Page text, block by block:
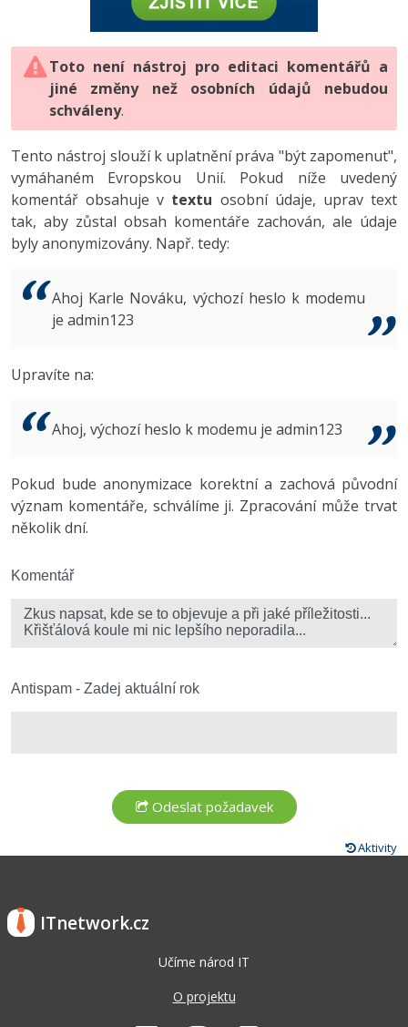
HTML5, CSS3, Bootstrap, SEO
SQL a databáze
Testování a verzování
UML a návrhové vzory
React
Spring
ASP.NET MVC
Best practices
PHP
JavaScript
Python
HTML / CSS
UML a návrhové vzory
MySQL/MariaDB
MS-SQL
Vývojář mobilních aplikací
C# Game developer
Tester
Systémový administrátor
3D grafik
Copywriter
WordPress specialista
-80%
JavaScript -80%
PHP -80%
Swift -80%
Kotlin -80%
VB.NET
Algoritmy -41%
Umělá inteligence (AI) -10%
Fórum
Digitální gramotnost
Marketing
WordPress
SEO
UX
Business
Copywriting
Windows
Kybernetická bezpečnost
Photoshop -80%
Adobe Illustrator -80%
Adobe Lightroom
Adobe XD
Adobe InDesign -25%
Adobe After Effects
Inkscape
Fórum
Toto není nástroj pro editaci komentářů a
jiné změny než osobních údajů nebudou
schváleny.
Tento nástroj slouží k uplatnění práva "být zapomenut",
vymáhaném Evropskou Unií. Pokud níže uvedený
komentář obsahuje v textu osobní údaje, uprav text
tak, aby zůstal obsah komentáře zachován, ale údaje
byly anonymizovány. Např. tedy:
Ahoj Karle Nováku, výchozí heslo k modemu
je admin123
Upravíte na:
Ahoj, výchozí heslo k modemu je admin123
Pokud bude anonymizace korektní a zachová původní
význam komentáře, schválíme ji. Zpracování může trvat
několik dní.
Komentář
Antispam - Zadej aktuální rok
Aktivity
ITnetwork.cz
Učíme národ IT
O projektu